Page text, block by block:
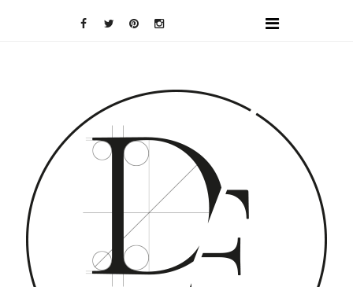
DOMINO
EFFECT